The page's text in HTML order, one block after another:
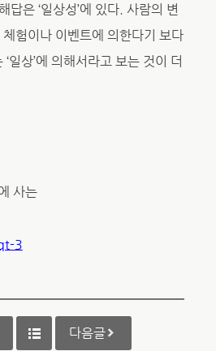
답은 ‘일상성’에 있다. 사람의 변
험이나 이벤트에 의한다기 보다
일상’에 의해서라고 보는 것이 더
사는
3
다음글